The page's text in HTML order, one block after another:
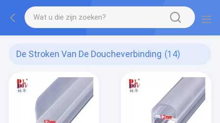
De Stroken Van De Doucheverbinding (14)